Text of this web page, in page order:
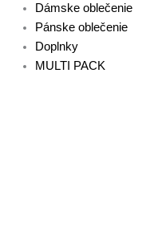
Dámske oblečenie
Pánske oblečenie
Doplnky
MULTI PACK